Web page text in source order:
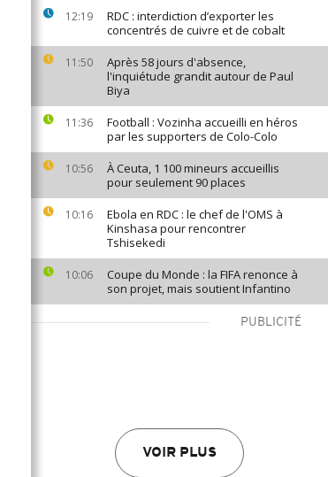
12:19
RDC : interdiction d’exporter les
concentrés de cuivre et de cobalt
11:50
Après 58 jours d'absence,
l'inquiétude grandit autour de Paul
Biya
11:36
Football : Vozinha accueilli en héros
par les supporters de Colo-Colo
10:56
À Ceuta, 1 100 mineurs accueillis
pour seulement 90 places
10:16
Ebola en RDC : le chef de l'OMS à
Kinshasa pour rencontrer
Tshisekedi
10:06
Coupe du Monde : la FIFA renonce à
son projet, mais soutient Infantino
PUBLICITÉ
VOIR PLUS